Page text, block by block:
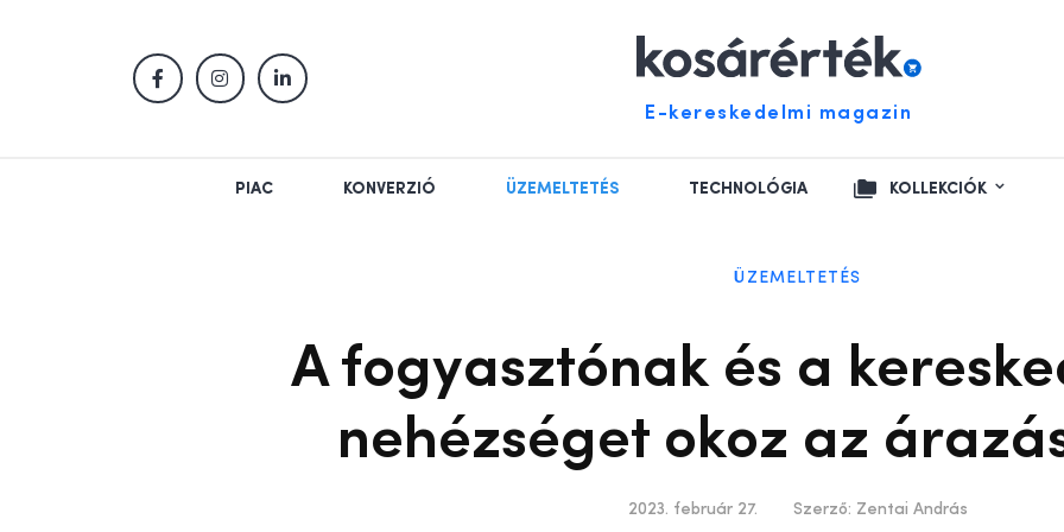
E-kereskedelmi magazin
PIAC KONVERZIÓ ÜZEMELTETÉS TECHNOLÓGIA KOLLEKCIÓK
ÜZEMELTETÉS
A fogyasztónak és a
nehézséget okoz az
2023. február 27. Szerző: Zentai András